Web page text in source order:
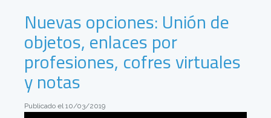
Nuevas opciones: Unión de
objetos, enlaces por
profesiones, cofres virtuales
y notas
Publicado el 10/03/2019